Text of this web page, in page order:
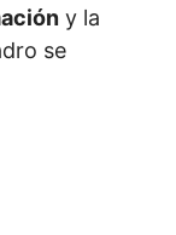
y la
se